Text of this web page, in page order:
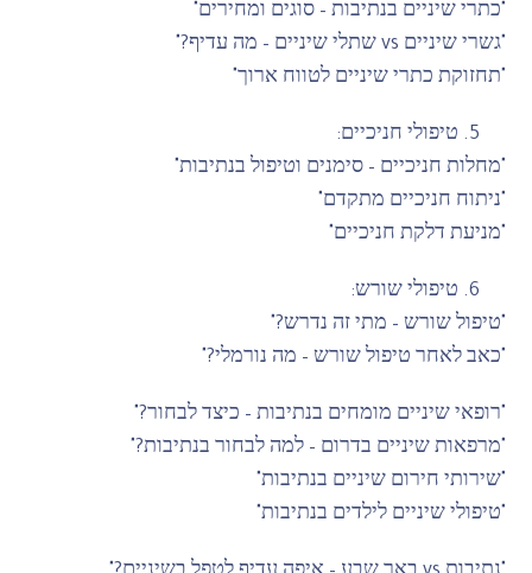
"כתרי שיניים בנתיבות – סוגים ומחירים"
"גשרי שיניים vs שתלי שיניים – מה עדיף?"
"תחזוקת כתרי שיניים לטווח ארוך"
טיפולי חניכיים:
"מחלות חניכיים – סימנים וטיפול בנתיבות"
"ניתוח חניכיים מתקדם"
"מניעת דלקת חניכיים"
טיפולי שורש:
"טיפול שורש – מתי זה נדרש?"
"כאב לאחר טיפול שורש – מה נורמלי?"
"רופאי שיניים מומחים בנתיבות – כיצד לבחור?"
"מרפאות שיניים בדרום – למה לבחור בנתיבות?"
"שירותי חירום שיניים בנתיבות"
"טיפולי שיניים לילדים בנתיבות"